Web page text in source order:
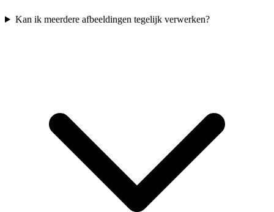
Kan ik meerdere afbeeldingen tegelijk verwerken?